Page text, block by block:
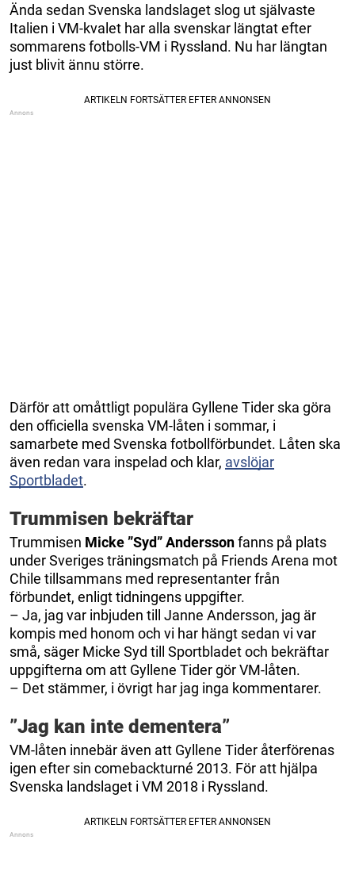
Ända sedan Svenska landslaget slog ut självaste
Italien i VM-kvalet har alla svenskar längtat efter
sommarens fotbolls-VM i Ryssland. Nu har längtan
just blivit ännu större.
Därför att omåttligt populära Gyllene Tider ska göra
den officiella svenska VM-låten i sommar, i
samarbete med Svenska fotbollförbundet. Låten ska
även redan vara inspelad och klar, avslöjar
Sportbladet.
Trummisen bekräftar
Trummisen Micke ”Syd” Anderssonfanns på plats
under Sveriges träningsmatch på Friends Arena mot
Chile tillsammans med representanter från
förbundet, enligt tidningens uppgifter.
– Ja, jag var inbjuden till Janne Andersson, jag är
kompis med honom och vi har hängt sedan vi var
små, säger Micke Syd till Sportbladet och bekräftar
uppgifterna om att Gyllene Tider gör VM-låten.
– Det stämmer, i övrigt har jag inga kommentarer.
”Jag kan inte dementera”
VM-låten innebär även att Gyllene Tider återförenas
igen efter sin comebackturné 2013. För att hjälpa
Svenska landslaget i VM 2018 i Ryssland.